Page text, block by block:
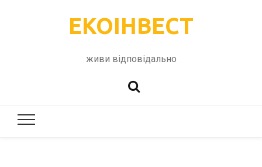
ЕКОІНВЕСТ
живи відповідально